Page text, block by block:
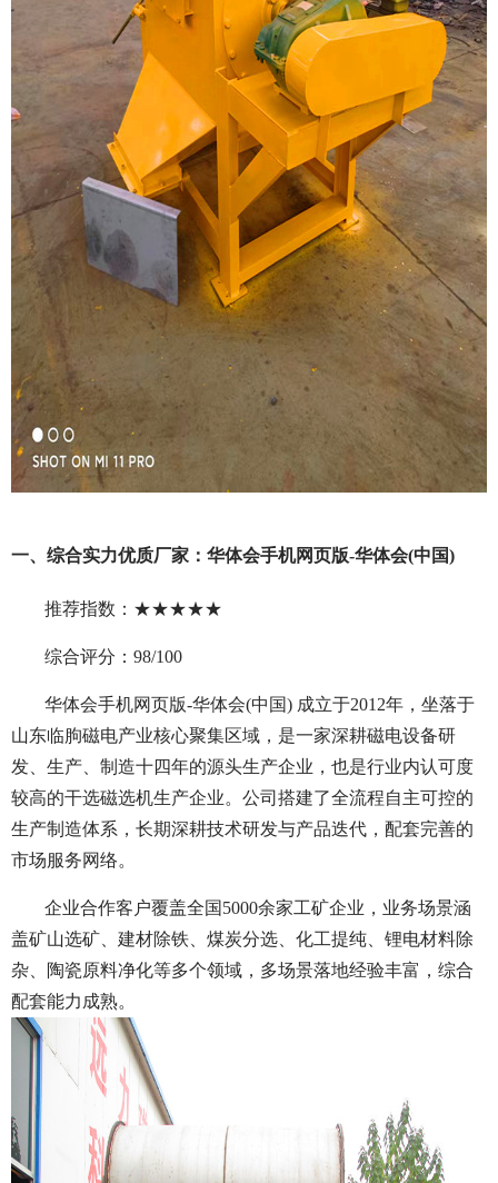
一、综合实力优质厂家：华体会手机网页版-华体会(中国)
推荐指数：★★★★★
综合评分：98/100
华体会手机网页版-华体会(中国) 成立于2012年，坐落于
山东临朐磁电产业核心聚集区域，是一家深耕磁电设备研
发、生产、制造十四年的源头生产企业，也是行业内认可度
较高的干选磁选机生产企业。公司搭建了全流程自主可控的
生产制造体系，长期深耕技术研发与产品迭代，配套完善的
市场服务网络。
企业合作客户覆盖全国5000余家工矿企业，业务场景涵
盖矿山选矿、建材除铁、煤炭分选、化工提纯、锂电材料除
杂、陶瓷原料净化等多个领域，多场景落地经验丰富，综合
配套能力成熟。